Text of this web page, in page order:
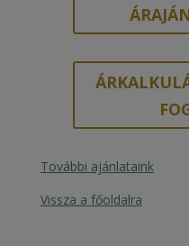
További ajánlataink
Vissza a főoldalra